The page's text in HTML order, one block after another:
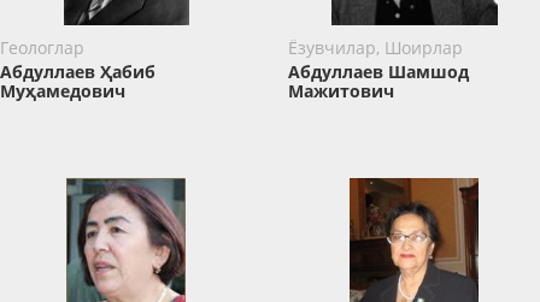
Геологлар
Абдуллаев Ҳабиб
Муҳамедович
Ёзувчилар, Шоирлар
Абдуллаев Шамшод
Мажитович